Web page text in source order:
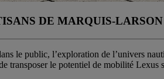
DE MARQUIS-LARSON
le public, l’exploration de l’univers
transposer le potentiel de mobilité Lexus